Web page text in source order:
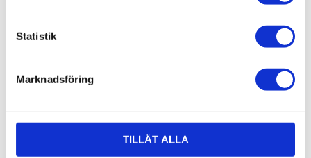
Statistik
Marknadsföring
TILLÅT ALLA
Email:info@alucon.se
Tele:031-267732